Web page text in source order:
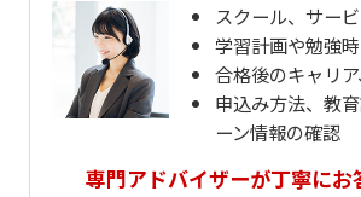
スクール、サー
学習計画や勉強
合格後のキャリ
申込み方法、教
ーン情報の確認
専門アドバイザーが丁寧にお